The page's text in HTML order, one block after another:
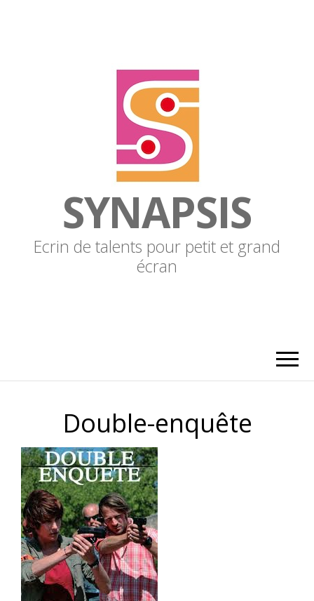
SYNAPSIS
Ecrin de talents pour petit et grand
écran
Double-enquête